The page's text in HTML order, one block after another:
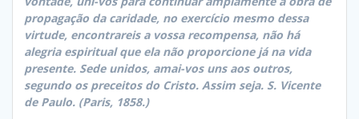
propagação da caridade, no exercício mesmo dessa
virtude, encontrareis a vossa recompensa, não há
alegria espiritual que ela não proporcione já na vida
presente. Sede unidos, amai-vos uns aos outros,
segundo os preceitos do Cristo. Assim seja. S. Vicente
de Paulo. (Paris, 1858.)